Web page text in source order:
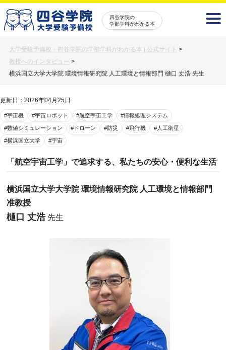
四谷学院の
学部学科がわかる本
大学受験予備校・四谷学院の学部学科がわかる本 | 公式サイト >
教授へのインタビュー >
横浜国立大学大学院 環境情報研究院 人工環境と情報部門 樋口 丈浩 先生
更新日：2026年04月25日
#宇宙機 #宇宙ロボット #航空宇宙工学 #情報処理システム
#数値シミュレーション #ドローン #防災 #飛行機 #人工衛星
#横浜国立大学 #宇宙
「航空宇宙工学」で追求する、私たちの安心・便利な生活
横浜国立大学大学院 環境情報研究院 人工環境と情報部門
准教授
樋口 丈浩 先生